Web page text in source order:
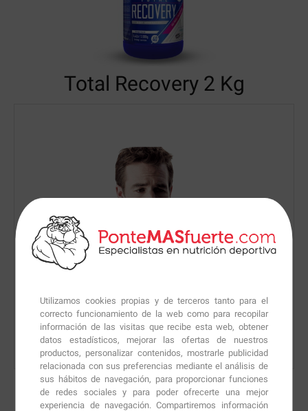
Utilizamos cookies propias y de terceros tanto para el
correcto funcionamiento de la web como para recopilar
información de las visitas que recibe esta web, obtener
datos estadísticos, mejorar las ofertas de nuestros
productos, personalizar contenidos, mostrarle publicidad
relacionada con sus preferencias mediante el análisis de
sus hábitos de navegación, para proporcionar funciones
de redes sociales y para poder ofrecerte una mejor
experiencia de navegación. Compartiremos información
Total Recovery2 Kg